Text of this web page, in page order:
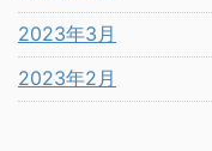
2023年3月
2023年2月